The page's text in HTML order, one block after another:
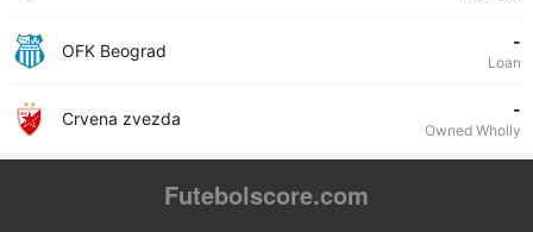
OFK Beograd -
Loan
Crvena zvezda -
Owned Wholly
Futebolscore.com